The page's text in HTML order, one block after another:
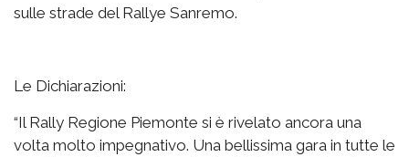
sulle strade del Rallye Sanremo.
Le Dichiarazioni:
“Il Rally Regione Piemonte si è rivelato ancora una
volta molto impegnativo. Una bellissima gara in tutte le